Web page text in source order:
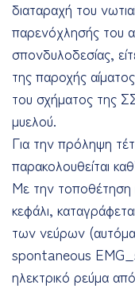
διαταραχή του
παρενόχλησής του
σπονδυλοδεσίας,
της παροχής
του σχήματος της
μυελού.
Για την πρόληψη
παρακολουθείται
Με την τοποθέτηση
κεφάλι,
των νεύρων
spontaneous
ηλεκτρικό ρεύμα